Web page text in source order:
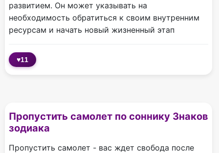
развитием. Он может указывать на
необходимость обратиться к своим внутренним
ресурсам и начать новый жизненный этап
♥11
Пропустить самолет по соннику Знаков
зодиака
Пропустить самолет - вас ждет свобода после